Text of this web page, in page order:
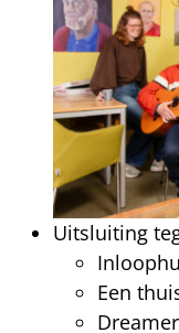
Uitsluiting
Een